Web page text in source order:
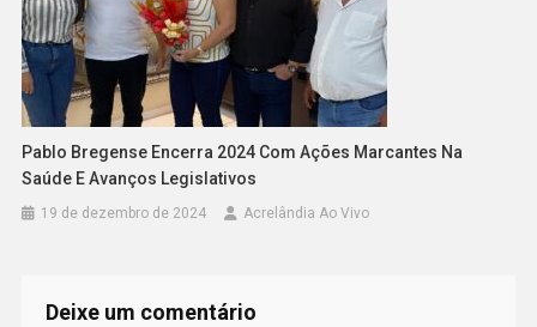
Pablo Bregense Encerra 2024 Com Ações Marcantes Na
Saúde E Avanços Legislativos
19 de dezembro de 2024 Acrelândia Ao Vivo
Deixe um comentário